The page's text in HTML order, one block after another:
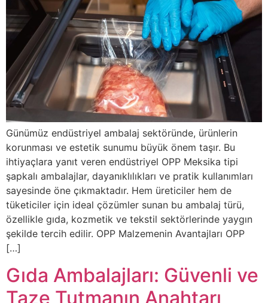
Günümüz endüstriyel ambalaj sektöründe, ürünlerin
korunması ve estetik sunumu büyük önem taşır. Bu
ihtiyaçlara yanıt veren endüstriyel OPP Meksika tipi
şapkalı ambalajlar, dayanıklılıkları ve pratik kullanımları
sayesinde öne çıkmaktadır. Hem üreticiler hem de
tüketiciler için ideal çözümler sunan bu ambalaj türü,
özellikle gıda, kozmetik ve tekstil sektörlerinde yaygın
şekilde tercih edilir. OPP Malzemenin Avantajları OPP
[…]
Gıda Ambalajları: Güvenli ve
Taze Tutmanın Anahtarı